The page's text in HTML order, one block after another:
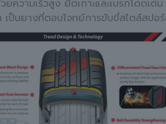
ความเร็วสูง ยึดเกาะและเบรกโดดเด่
เป็นยางที่ตอบโจทย์การขับขี่สไตล์สปอ